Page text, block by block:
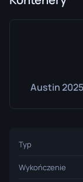
Austin
Typ
Wykończenie